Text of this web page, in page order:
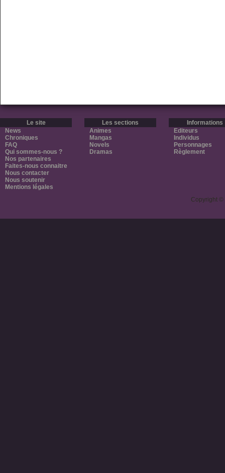
Le site
News
Chroniques
FAQ
Qui sommes-nous ?
Nos partenaires
Faites-nous connaitre
Nous contacter
Nous soutenir
Mentions légales
Les sections
Animes
Mangas
Novels
Dramas
Informations
Editeurs
Individus
Personnages
Règlement
Copyright ©